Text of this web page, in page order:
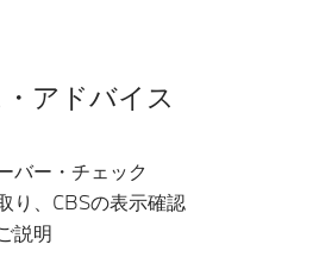
アドバイス
バー・チェック
り、CBSの表示確認
説明